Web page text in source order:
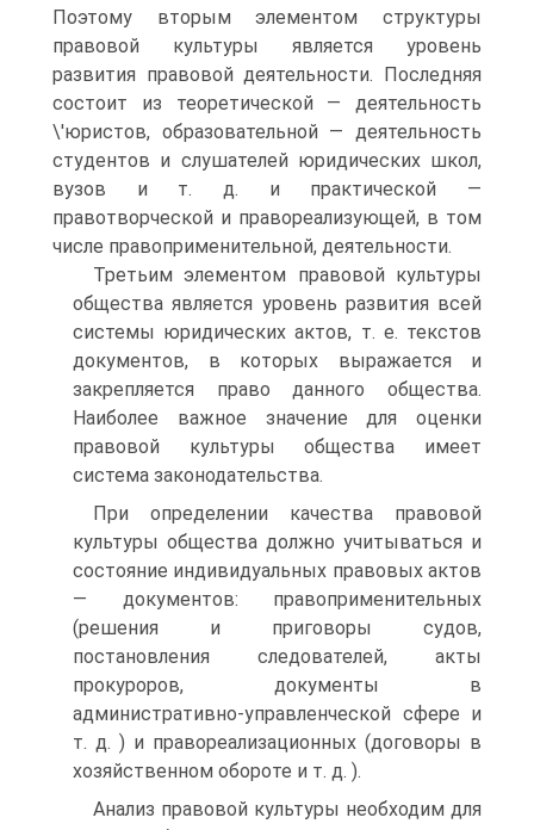
Поэтому вторым элементом структуры
правовой культуры является уровень
развития правовой деятельности. Последняя
состоит из теоретической — деятельность
\'юристов, образовательной — деятельность
студентов и слушателей юридических школ,
вузов и т. д. и практической —
правотворческой и правореализующей, в том
числе правоприменительной, деятельности.
Третьим элементом правовой культуры
общества является уровень развития всей
системы юридических актов, т. е. текстов
документов, в которых выражается и
закрепляется право данного общества.
Наиболее важное значение для оценки
правовой культуры общества имеет
система законодательства.
При определении качества правовой
культуры общества должно учитываться и
состояние индивидуальных правовых актов
— документов: правоприменительных
(решения и приговоры судов,
постановления следователей, акты
прокуроров, документы в
административно-управленческой сфере и
т. д. ) и правореализационных (договоры в
хозяйственном обороте и т. д. ).
Анализ правовой культуры необходим для